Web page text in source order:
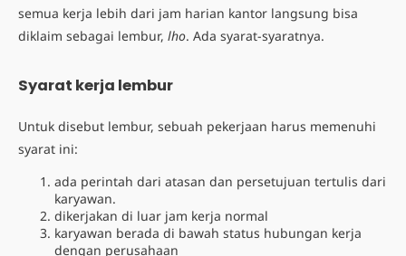
semua kerja lebih dari jam harian kantor langsung bisa
diklaim sebagai lembur, lho. Ada syarat-syaratnya.
Syarat kerja lembur
Untuk disebut lembur, sebuah pekerjaan harus memenuhi
syarat ini:
ada perintah dari atasan dan persetujuan tertulis dari
karyawan.
dikerjakan di luar jam kerja normal
karyawan berada di bawah status hubungan kerja
dengan perusahaan